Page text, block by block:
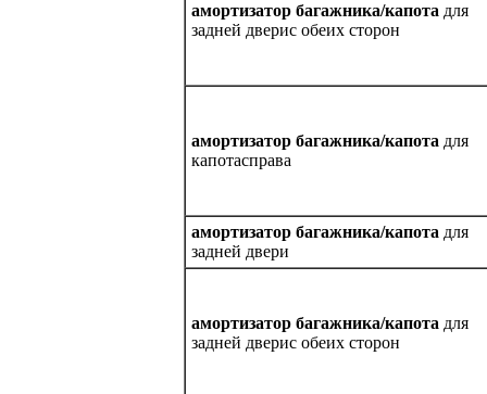
амортизатор багажника/капота для
задней дверис обеих сторон
амортизатор багажника/капота для
капотасправа
амортизатор багажника/капота для
задней двери
амортизатор багажника/капота для
задней дверис обеих сторон